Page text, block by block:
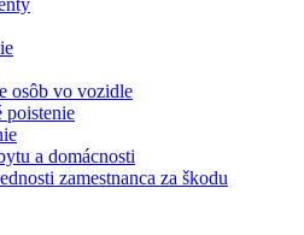
osôb vo vozidle
poistenie
a domácnosti
zamestnanca za škodu